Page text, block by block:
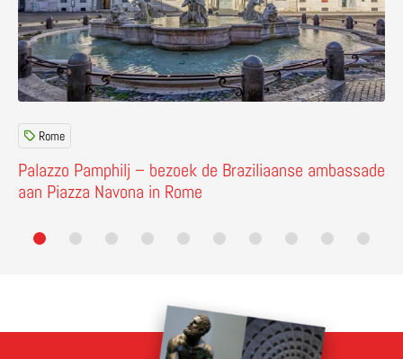
Palazzo Pamphilj – bezoek de Braziliaanse ambassade
aan Piazza Navona in Rome
Rome